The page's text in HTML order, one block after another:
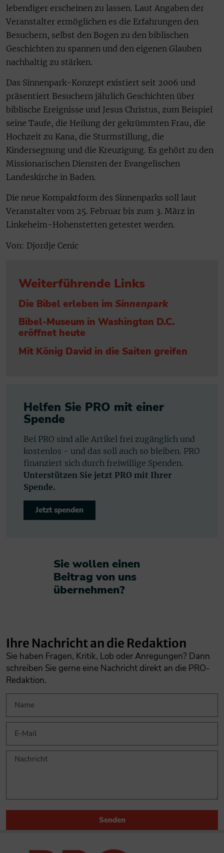
lebendiger erscheinen zu lassen. Laut Angaben der
Veranstalter ermöglichen es die Erfahrungen den
Besuchern, selbst den Bogen zu den biblischen
Geschichten zu spannen und den eigenen Glauben
nachhaltig zu stärken.
Das Sinnenpark-Konzept existiert seit 2006 und
präsentiert Besuchern jährlich Geschichten über
biblische Ereignisse und Jesus Christus, zum Beispiel
seine Taufe, die Heilung der gekrümmten Frau, die
Hochzeit zu Kana, die Sturmstillung, die
Kindersegnung und die Kreuzigung. Es gehört zu den
Missionarischen Diensten der Evangelischen
Landeskirche in Baden.
Die neue Kompaktform des Sinnenparks soll laut
Veranstalter vom 25. Februar bis zum 3. März in
Linkeheim-Hohenstetten getestet werden.
Von: Djordje Cenic
Weiterführende Links
Die Bibel erleben im Sinnenpark
Bibel-Museum in Washington D.C.
eröffnet heute
Mit König David in die Saiten greifen
Helfen Sie PRO mit einer
Spende
Bei PRO sind alle Artikel frei zugänglich und
kostenlos - und das soll auch so bleiben. PRO
finanziert sich durch freiwillige Spenden.
Unterstützen Sie jetzt PRO mit Ihrer
Spende.
Jetzt spenden
Sie wollen einen
Beitrag von uns
übernehmen?​
Ihre Nachricht an die Redaktion
Sie haben Fragen, Kritik, Lob oder Anregungen? Dann
schreiben Sie gerne eine Nachricht direkt an die PRO-
Redaktion.
Senden